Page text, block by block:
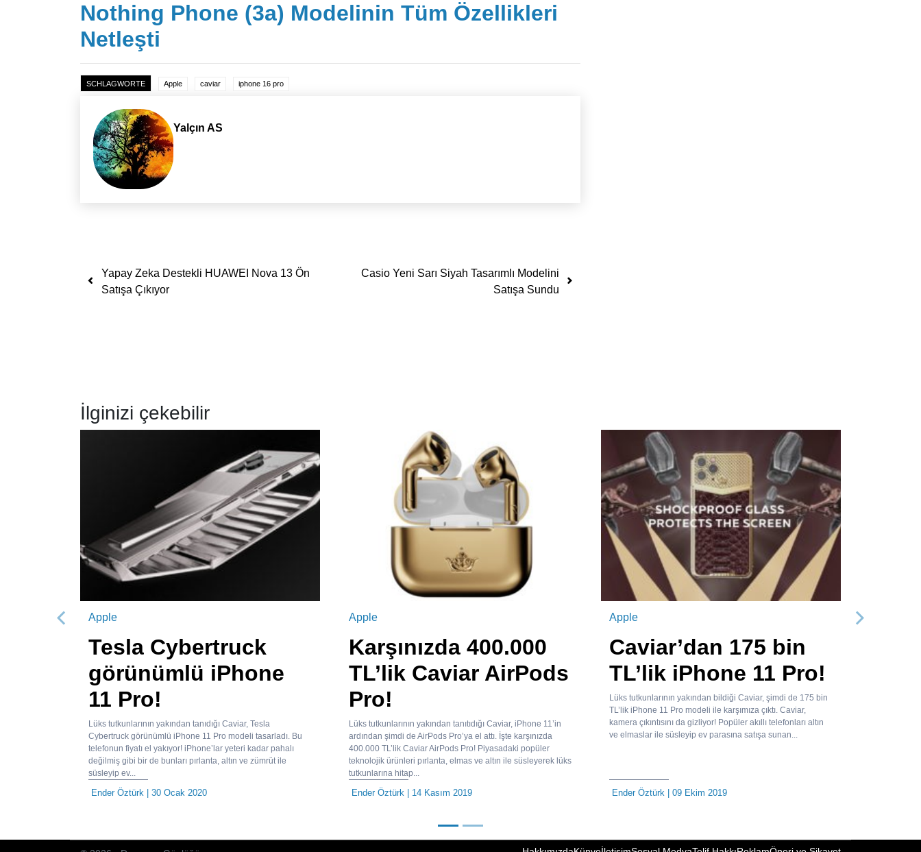
Nothing Phone (3a) Modelinin Tüm Özellikleri
Netleşti
SCHLAGWORTE Apple caviar iphone 16 pro
Yalçın AS
Yazı dolaşımı
Yapay Zeka Destekli HUAWEI Nova 13 Ön
Satışa Çıkıyor
Casio Yeni Sarı Siyah Tasarımlı Modelini
Satışa Sundu
İlginizi çekebilir
Apple
Tesla Cybertruck
görünümlü iPhone
11 Pro!
Lüks tutkunlarının yakından tanıdığı Caviar, Tesla
Cybertruck görünümlü iPhone 11 Pro modeli tasarladı. Bu
telefonun fiyatı el yakıyor! iPhone’lar yeteri kadar pahalı
değilmiş gibi bir de bunları pırlanta, altın ve zümrüt ile
süsleyip ev...
Ender Öztürk | 30 Ocak 2020
Apple
Karşınızda 400.000
TL’lik Caviar AirPods
Pro!
Lüks tutkunlarının yakından tanıtıdığı Caviar, iPhone 11’in
ardından şimdi de AirPods Pro’ya el attı. İşte karşınızda
400.000 TL’lik Caviar AirPods Pro! Piyasadaki popüler
teknolojik ürünleri pırlanta, elmas ve altın ile süsleyerek lüks
tutkunlarına hitap...
Ender Öztürk | 14 Kasım 2019
Apple
Caviar’dan 175 bin
TL’lik iPhone 11 Pro!
Lüks tutkunlarının yakından bildiği Caviar, şimdi de 175 bin
TL’lik iPhone 11 Pro modeli ile karşımıza çıktı. Caviar,
kamera çıkıntısını da gizliyor! Popüler akıllı telefonları altın
ve elmaslar ile süsleyip ev parasına satışa sunan...
Ender Öztürk | 09 Ekim 2019
Önceki Sonraki